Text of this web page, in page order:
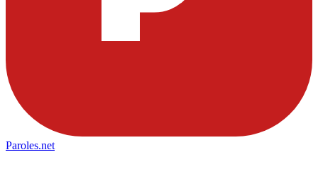
Paroles.net